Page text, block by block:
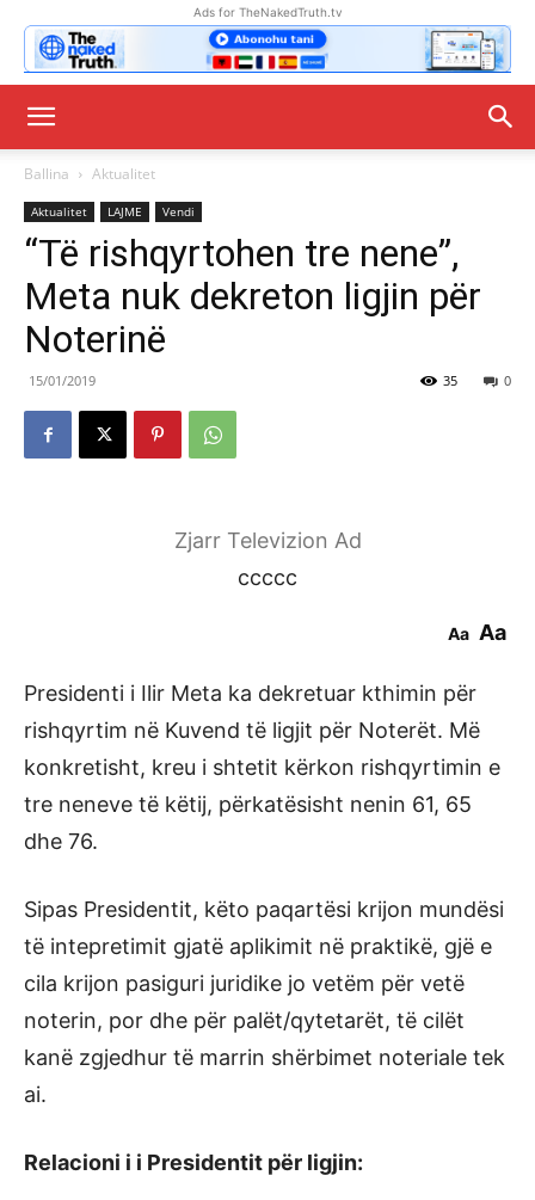
Ads for TheNakedTruth.tv
Ballina Aktualitet
Aktualitet LAJME Vendi
“Të rishqyrtohen tre nene”,
Meta nuk dekreton ligjin për
Noterinë
15/01/2019 0
35
Zjarr Televizion Ad
ccccc
Aa Aa
Presidenti i Ilir Meta ka dekretuar kthimin për
rishqyrtim në Kuvend të ligjit për Noterët. Më
konkretisht, kreu i shtetit kërkon rishqyrtimin e
tre neneve të këtij, përkatësisht nenin 61, 65
dhe 76.
Sipas Presidentit, këto paqartësi krijon mundësi
të intepretimit gjatë aplikimit në praktikë, gjë e
cila krijon pasiguri juridike jo vetëm për vetë
noterin, por dhe për palët/qytetarët, të cilët
kanë zgjedhur të marrin shërbimet noteriale tek
ai.
Relacioni i i Presidentit për ligjin: